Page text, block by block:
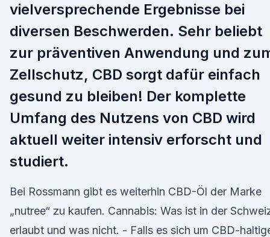
vielversprechende Ergebnisse bei
diversen Beschwerden. Sehr beliebt
zur präventiven Anwendung und
Zellschutz, CBD sorgt dafür einfach
gesund zu bleiben! Der komplette
Umfang des Nutzens von CBD wird
aktuell weiter intensiv erforscht und
studiert.
Bei Rossmann gibt es weiterhin CBD-Öl der Marke
„nutree“ zu kaufen. Cannabis: Was ist in der
erlaubt und was nicht. - Falls es sich um CBD-